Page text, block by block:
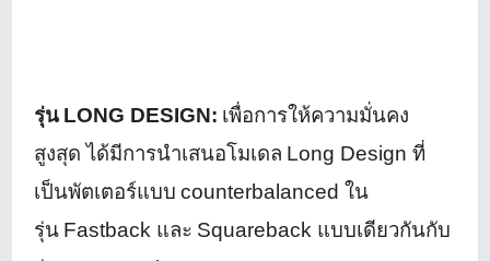
รุ่น LONG DESIGN: เพื่อการให้ความมั่นคง
สูงสุด ได้มีการนำเสนอโมเดล Long Designที่
เป็นพัตเตอร์แบบ counterbalancedใน
รุ่น Fastback และ Squareback แบบเดียวกันกับ